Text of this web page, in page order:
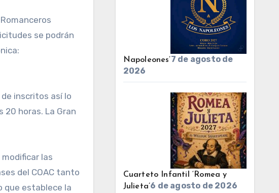
se podrán
inscritos así lo
20 horas. La Gran
las
del COAC tanto
que establece la
Napoleones’7 de agosto de
2026
Cuarteto Infantil ‘Romea y
Julieta’6 de agosto de 2026